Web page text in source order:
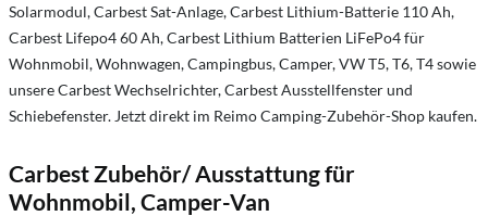
Solarmodul, Carbest Sat-Anlage, Carbest Lithium-Batterie 110 Ah,
Carbest Lifepo4 60 Ah, Carbest Lithium Batterien LiFePo4 für
Wohnmobil, Wohnwagen, Campingbus, Camper, VW T5, T6, T4 sowie
unsere Carbest Wechselrichter, Carbest Ausstellfenster und
Schiebefenster. Jetzt direkt im Reimo Camping-Zubehör-Shop kaufen.
Carbest Zubehör/ Ausstattung für
Wohnmobil, Camper-Van